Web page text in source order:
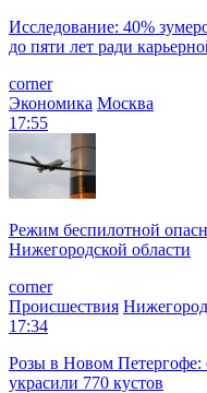
Исследование: 40%
до пяти лет ради
corner
Экономика Москва
17:55
Режим беспилотной
Нижегородской области
corner
Происшествия
17:34
Розы в Новом Петергофе:
украсили 770 кустов